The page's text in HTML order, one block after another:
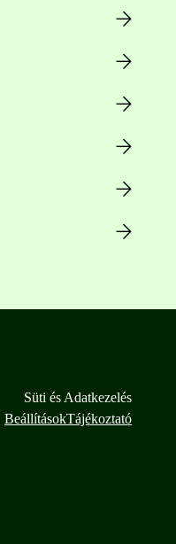
Süti és Adatkezelés
BeállításokTájékoztató